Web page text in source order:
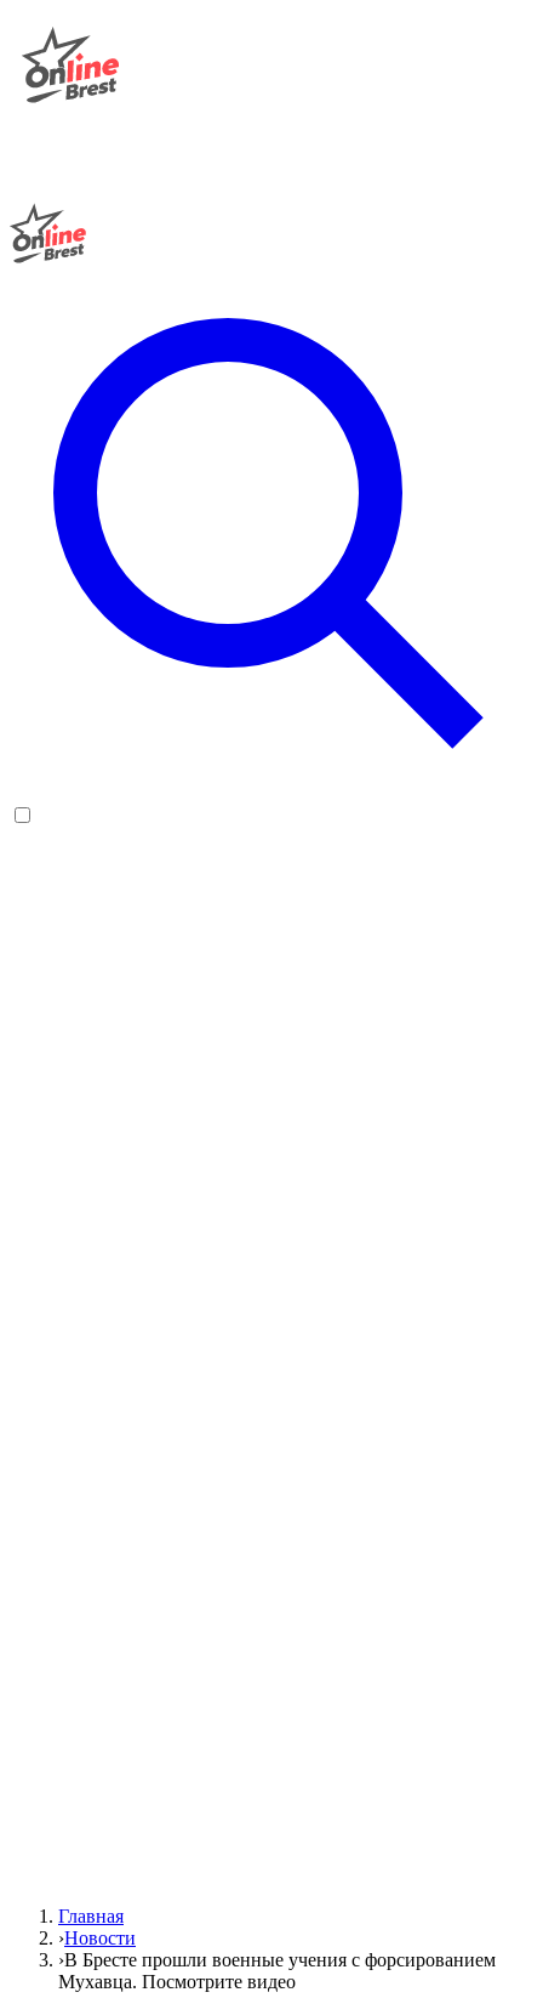
Главная
›Новости
›В Бресте прошли военные учения с форсированием
Мухавца. Посмотрите видео